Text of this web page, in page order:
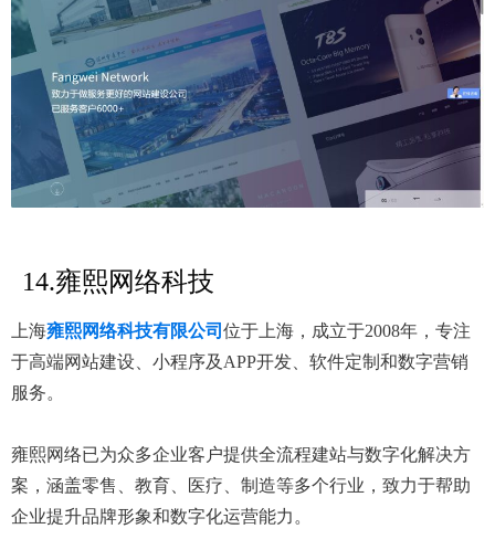
14.雍熙网络科技
上海雍熙网络科技有限公司 位于上海，成立于2008年，专注
于高端网站建设、小程序及APP开发、软件定制和数字营销
服务。
雍熙网络已为众多企业客户提供全流程建站与数字化解决方
案，涵盖零售、教育、医疗、制造等多个行业，致力于帮助
企业提升品牌形象和数字化运营能力。